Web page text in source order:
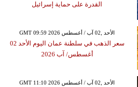
القدرة على حماية إسرائيل
GMT 09:59 2026 الأحد ,02 آب / أغسطس
سعر الذهب في سلطنة عمان اليوم الأحد 02
أغسطس/ آب 2026
GMT 11:10 2026 الأحد ,02 آب / أغسطس